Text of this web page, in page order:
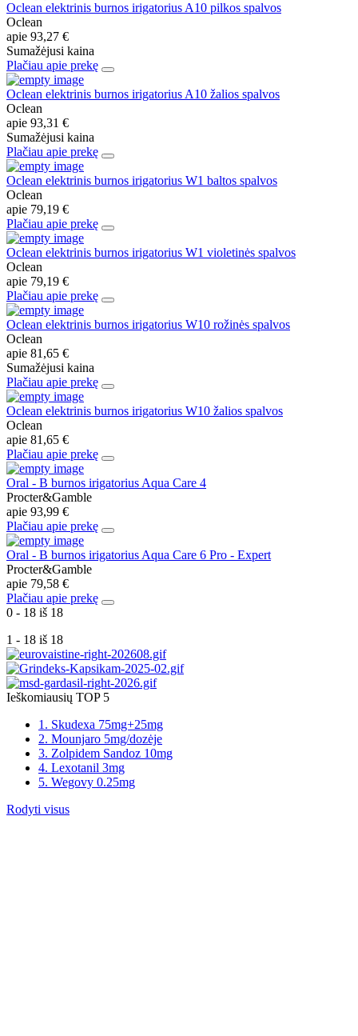
Oclean elektrinis burnos irigatorius A10 pilkos spalvos
Oclean
apie 93,27 €
Sumažėjusi kaina
Plačiau apie prekę
Oclean elektrinis burnos irigatorius A10 žalios spalvos
Oclean
apie 93,31 €
Sumažėjusi kaina
Plačiau apie prekę
Oclean elektrinis burnos irigatorius W1 baltos spalvos
Oclean
apie 79,19 €
Plačiau apie prekę
Oclean elektrinis burnos irigatorius W1 violetinės spalvos
Oclean
apie 79,19 €
Plačiau apie prekę
Oclean elektrinis burnos irigatorius W10 rožinės spalvos
Oclean
apie 81,65 €
Sumažėjusi kaina
Plačiau apie prekę
Oclean elektrinis burnos irigatorius W10 žalios spalvos
Oclean
apie 81,65 €
Plačiau apie prekę
Oral - B burnos irigatorius Aqua Care 4
Procter&Gamble
apie 93,99 €
Plačiau apie prekę
Oral - B burnos irigatorius Aqua Care 6 Pro - Expert
Procter&Gamble
apie 79,58 €
Plačiau apie prekę
0 - 18 iš 18
1 - 18 iš 18
Ieškomiausių TOP 5
1. Skudexa 75mg+25mg
2. Mounjaro 5mg/dozėje
3. Zolpidem Sandoz 10mg
4. Lexotanil 3mg
5. Wegovy 0.25mg
Rodyti visus